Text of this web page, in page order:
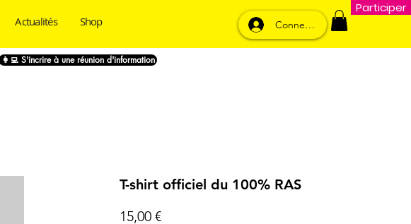
Actualités Shop Connexion
Participer
👩‍💻 S'incrire à une réunion d'information
T-shirt officiel du 100% RAS
15,00 €Prix